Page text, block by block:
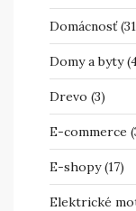
Domácnosť
Domy a byty
Drevo (3)
E-commerce
E-shopy(17)
Elektrické